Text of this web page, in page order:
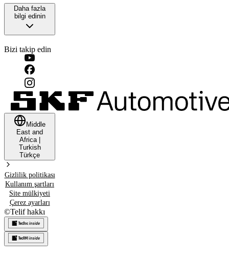
Daha fazla
bilgi edinin
Bizi takip edin
Middle
East and
Africa|
Turkish
Türkçe
Gizlilik politikası
Kullanım şartları
Site mülkiyeti
Çerez ayarları
©Telif hakkı